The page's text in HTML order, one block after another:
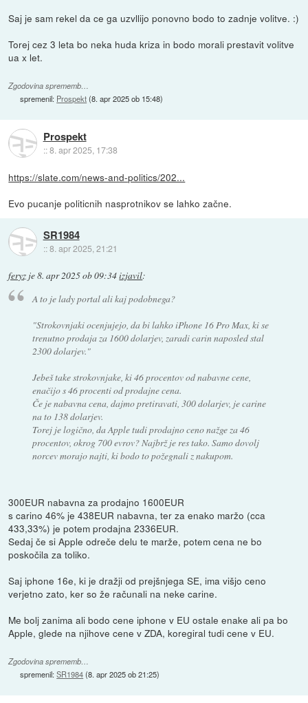
Saj je sam rekel da ce ga uzvllijo ponovno bodo to zadnje volitve. :)
Torej cez 3 leta bo neka huda kriza in bodo morali prestavit volitve
ua x let.
Zgodovina sprememb…
spremenil: Prospekt(8. apr 2025 ob 15:48)
Prospekt
::8. apr 2025, 17:38
https://slate.com/news-and-politics/202...
Evo pucanje politicnih nasprotnikov se lahko začne.
SR1984
::8. apr 2025, 21:21
feryz je8. apr 2025 ob 09:34izjavil:
A to je lady portal ali kaj podobnega?
"Strokovnjaki ocenjujejo, da bi lahko iPhone 16 Pro Max, ki se
trenutno prodaja za 1600 dolarjev, zaradi carin naposled stal
2300 dolarjev."
Jebeš take strokovnjake, ki 46 procentov od nabavne cene,
enačijo s 46 procenti od prodajne cena.
Če je nabavna cena, dajmo pretiravati, 300 dolarjev, je carine
na to 138 dolarjev.
Torej je logično, da Apple tudi prodajno ceno nažge za 46
procentov, okrog 700 evrov? Najbrž je res tako. Samo dovolj
norcev morajo najti, ki bodo to požegnali z nakupom.
300EUR nabavna za prodajno 1600EUR
s carino 46% je 438EUR nabavna, ter za enako maržo (cca
433,33%) je potem prodajna 2336EUR.
Sedaj če si Apple odreče delu te marže, potem cena ne bo
poskočila za toliko.
Saj iphone 16e, ki je dražji od prejšnjega SE, ima višjo ceno
verjetno zato, ker so že računali na neke carine.
Me bolj zanima ali bodo cene iphone v EU ostale enake ali pa bo
Apple, glede na njihove cene v ZDA, koregiral tudi cene v EU.
Zgodovina sprememb…
spremenil:SR1984(8. apr 2025 ob 21:25)